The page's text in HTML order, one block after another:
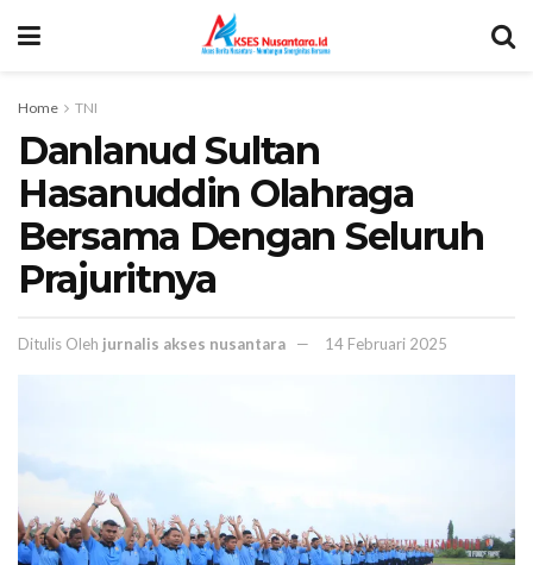
Home TNI
Danlanud Sultan
Hasanuddin Olahraga
Bersama Dengan Seluruh
Prajuritnya
Ditulis Oleh jurnalis akses nusantara 14 Februari 2025